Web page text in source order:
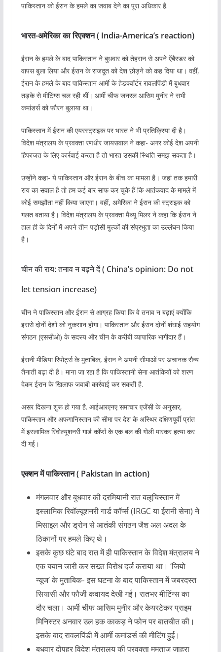
पाकिस्तान को ईरान के हमले का जवाब देने का पूरा अधिकार है.
भारत-अमेरिका का रिएक्शन ( India-America’s reaction)
ईरान के हमले के बाद पाकिस्तान ने बुधवार को तेहरान से अपने ऐंबैस्डर को
वापस बुला लिया और ईरान के राजदूत को देश छोड़ने को कह दिया था। वहीं,
ईरान के हमले के बाद पाकिस्तान आर्मी के हेडक्वॉर्टर रावलपिंडी में बुधवार
तड़के से मीटिंग्स चल रही थीं। आर्मी चीफ जनरल आसिम मुनीर ने सभी
कमांडर्स को फौरन बुलाया था।
पाकिस्तान में ईरान की एयरस्ट्राइक पर भारत ने भी प्रतिक्रिया दी है।
विदेश मंत्रालय के प्रवक्ता रणधीर जायसवाल ने कहा- अगर कोई देश अपनी
हिफाजत के लिए कार्रवाई करता है तो भारत उसकी स्थिति समझ सकता है।
उन्होंने कहा- ये पाकिस्तान और ईरान के बीच का मामला है। जहां तक हमारी
राय का सवाल है तो हम कई बार साफ कर चुके हैं कि आतंकवाद के मामले में
कोई समझौता नहीं किया जाएगा। वहीं, अमेरिका ने ईरान की स्ट्राइक को
गलत बताया है। विदेश मंत्रालय के प्रवक्ता मैथ्यू मिलर ने कहा कि ईरान ने
हाल ही के दिनों में अपने तीन पड़ोसी मुल्कों की संप्रभुता का उल्लंघन किया
है।
चीन की राय: तनाव न बढ़ने दें ( China’s opinion: Do not
let tension increase)
चीन ने पाकिस्तान और ईरान से आग्रह किया कि वे तनाव न बढ़ाएं क्योंकि
इससे दोनों देशों को नुकसान होगा। पाकिस्तान और ईरान दोनों शंघाई सहयोग
संगठन (एससीओ) के सदस्य और चीन के करीबी व्यापारिक भागीदार हैं।
ईरानी मीडिया रिपोर्ट्स के मुताबिक, ईरान ने अपनी सीमाओं पर अचानक सैन्य
तैनाती बढ़ा दी है। माना जा रहा है कि पाकिस्तानी सेना आतंकियों को शरण
देकर ईरान के खिलाफ जवाबी कार्रवाई कर सकती है.
असर दिखना शुरू हो गया है. आईआरएनए समाचार एजेंसी के अनुसार,
पाकिस्तान और अफगानिस्तान की सीमा पर देश के अस्थिर दक्षिणपूर्वी प्रांत
में इस्लामिक रिवोल्यूशनरी गार्ड कॉर्प्स के एक बल की गोली मारकर हत्या कर
दी गई।
एक्शन में पाकिस्तान ( Pakistan in action)
मंगलवार और बुधवार की दरमियानी रात बलूचिस्तान में
इस्लामिक रिवॉल्यूशनरी गार्ड कॉर्प्स (IRGC या ईरानी सेना) ने
मिसाइल और ड्रोन से आतंकी संगठन जैश अल अदल के
ठिकानों पर हमले किए थे।
इसके कुछ घंटे बाद रात में ही पाकिस्तान के विदेश मंत्रालय ने
एक बयान जारी कर सख्त विरोध दर्ज कराया था। ‘जियो
न्यूज’ के मुताबिक- इस घटना के बाद पाकिस्तान में जबरदस्त
सियासी और फौजी कवायद देखी गई। रातभर मीटिंग्स का
दौर चला। आर्मी चीफ आसिम मुनीर और केयरटेकर प्राइम
मिनिस्टर अनवार उल हक काकड़ ने फोन पर बातचीत की।
इसके बाद रावलपिंडी में आर्मी कमांडर्स की मीटिंग हुई।
बुधवार दोपहर विदेश मंत्रालय की प्रवक्ता मुमताज जाहरा